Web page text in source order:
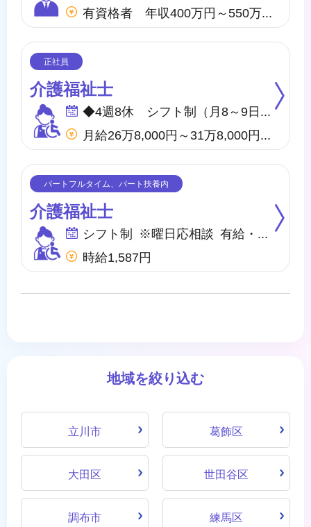
介護福祉士
介護福祉士
時給1,587円
地域を絞り込む
立川市 葛飾区
大田区 世田谷区
調布市 練馬区